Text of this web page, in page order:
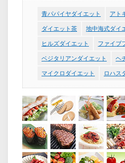
青パパイヤダイエット アト
ダイエット茶 地中海式ダイ
ヒルズダイエット ファイブ
ベジタリアンダイエット ヘ
マイクロダイエット ロハス